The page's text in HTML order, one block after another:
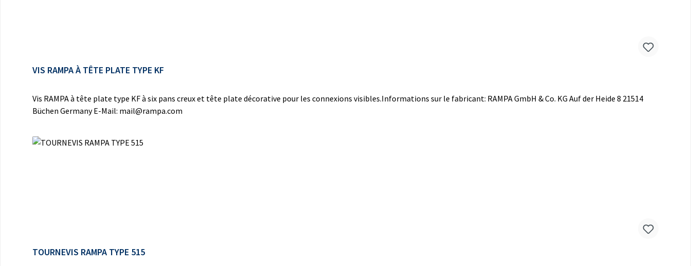
VIS RAMPA À TÊTE PLATE TYPE KF
Vis RAMPA à tête plate type KF à six pans creux et tête plate décorative pour les connexions visibles.Informations sur le fabricant: RAMPA GmbH & Co. KG Auf der Heide 8 21514
Büchen Germany E-Mail: mail@rampa.com
TOURNEVIS RAMPA TYPE 515